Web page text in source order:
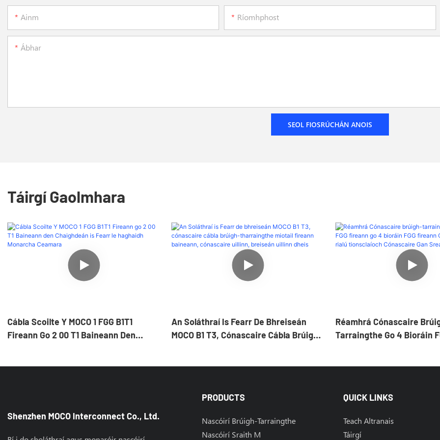
Ainm Ríomhphost
Ábhar
SEOL FIOSRÚCHÁN ANOIS
Táirgí Gaolmhara
Cábla Scoilte Y MOCO 1 FGG B1T1
Fireann Go 2 00 T1 Baineann Den
An Soláthraí Is Fearr De Bhreiseán
MOCO B1 T3, Cónascaire Cábla Brúigh-
Réamhrá Cónascaire
Tarraingthe Go 4 Bioráin
Shenzhen MOCO Interconnect Co., Ltd.
PRODUCTS
Nascóirí Brúigh-Tarraingthe
Nascóirí Sraith M
QUICK LINKS
Teach Altranais
Táirgí